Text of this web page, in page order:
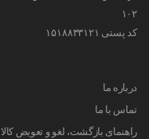
۱۰۲
کد پستی ۱۵۱۸۸۳۳۱۲۱
درباره ما
تماس با ما
راهنمای بازگشت، لغو و تعویض کالا